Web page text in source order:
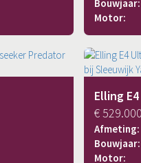
Bouwjaar:
Motor:
Elling
€ 529.000
Afmeting:
Bouwjaar:
Motor: